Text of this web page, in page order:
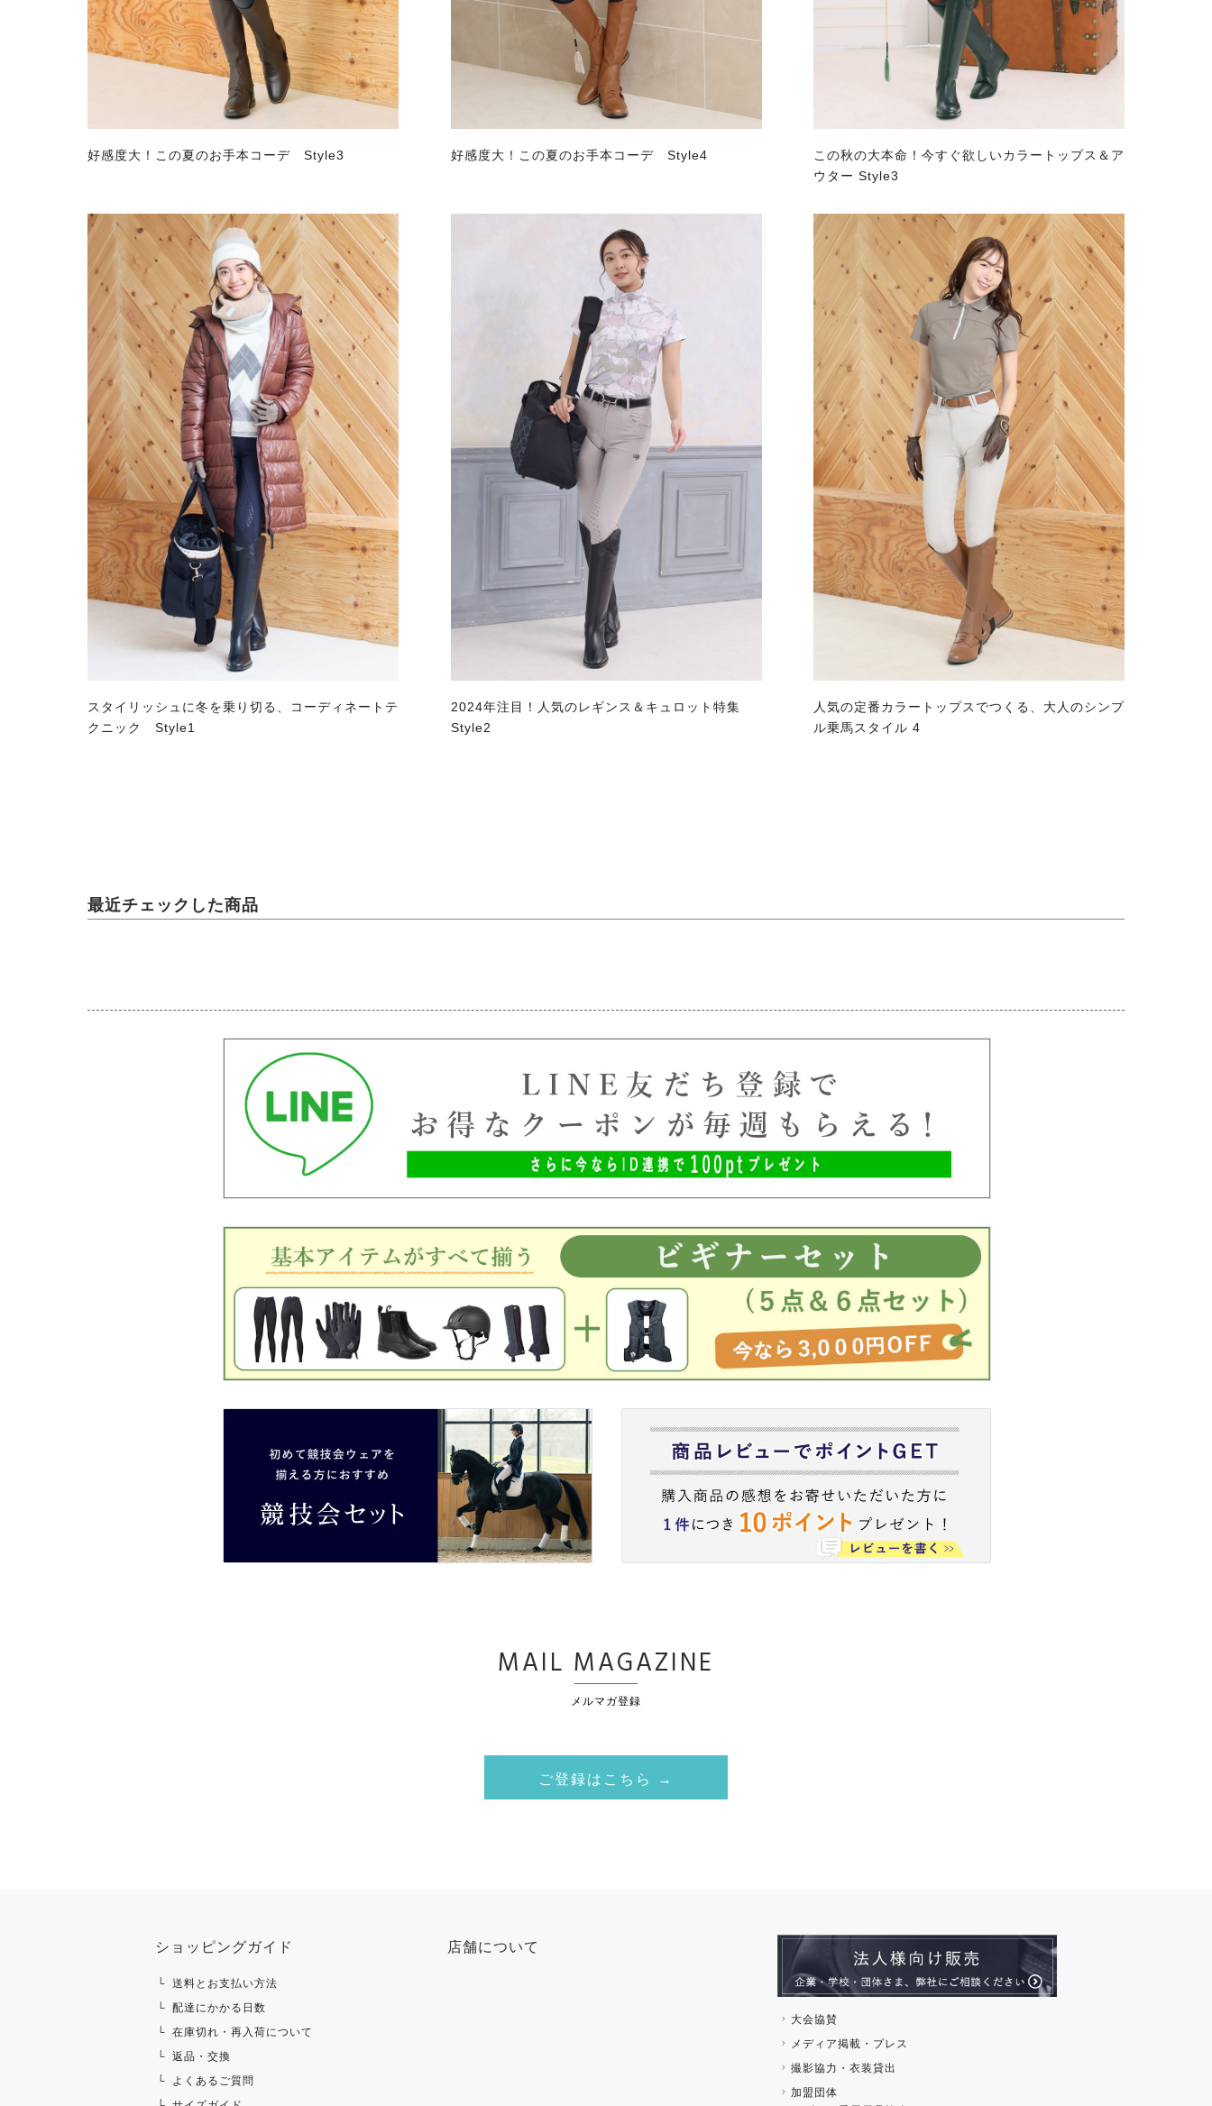
好感度大！この夏のお手本コーデ Style3 好感度大！この夏のお手本コーデ Style4
この秋の大本命！今すぐ欲しいカラートップス＆ア
ウター Style3
スタイリッシュに冬を乗り切る、コーディネートテ
クニック Style1
2024年注目！人気のレギンス＆キュロット特集
Style2
人気の定番カラートップスでつくる、大人のシンプ
ル乗馬スタイル 4
最近チェックした商品
MAIL MAGAZINE
メルマガ登録
ご登録はこちら →
ショッピングガイド
送料とお支払い方法
配達にかかる日数
在庫切れ・再入荷について
返品・交換
よくあるご質問
店舗について
大会協賛
メディア掲載・プレス
撮影協力・衣装貸出
加盟団体